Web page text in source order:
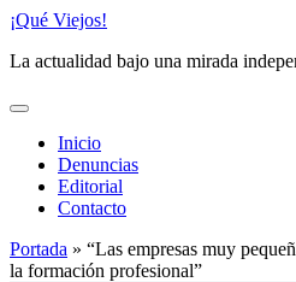
Saltar
contenido
¡Qué Viejos!
La actualidad bajo una mirada
Inicio
Denuncias
Editorial
Contacto
Portada » “Las empresas muy
la formación profesional”